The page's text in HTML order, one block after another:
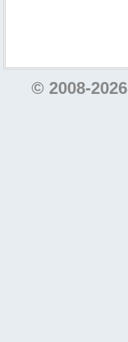
© 2008-2026